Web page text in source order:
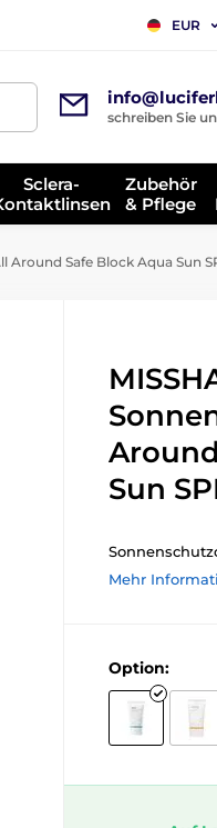
EUR
schreiben Sie
Sclera-
Zubehör
& Pflege
Around Safe Block Aqua Sun
Sun
Mehr
Option: